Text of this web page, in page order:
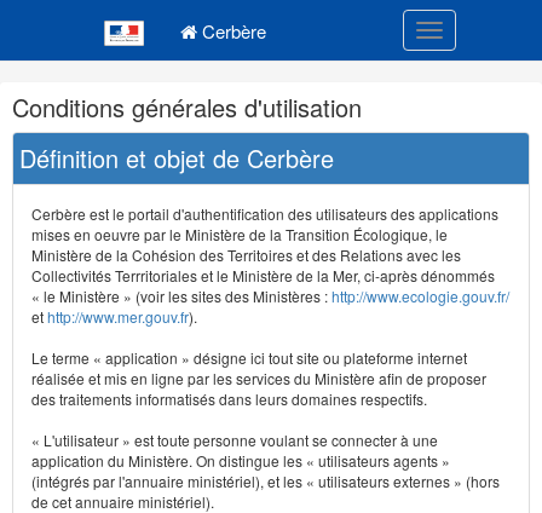
Cerbère Toggle
Navigation
et
outils
annexes
Conditions générales d'utilisation
Définition et objet de Cerbère
Cerbère est le portail d'authentification des utilisateurs des applications
mises en oeuvre par le Ministère de la Transition Écologique, le
Ministère de la Cohésion des Territoires et des Relations avec les
Collectivités Terrritoriales et le Ministère de la Mer, ci-après dénommés
« le Ministère » (voir les sites des Ministères :http://www.ecologie.gouv.fr/
ethttp://www.mer.gouv.fr).
Le terme « application » désigne ici tout site ou plateforme internet
réalisée et mis en ligne par les services du Ministère afin de proposer
des traitements informatisés dans leurs domaines respectifs.
« L'utilisateur » est toute personne voulant se connecter à une
application du Ministère. On distingue les « utilisateurs agents »
(intégrés par l'annuaire ministériel), et les « utilisateurs externes » (hors
de cet annuaire ministériel).